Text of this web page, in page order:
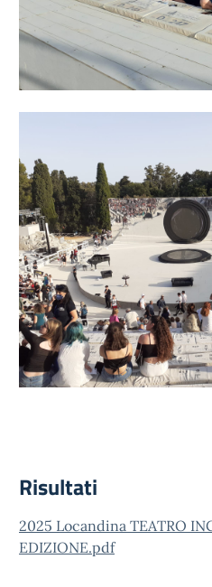
Risultati
2025 Locandina TEATRO
EDIZIONE.pdf